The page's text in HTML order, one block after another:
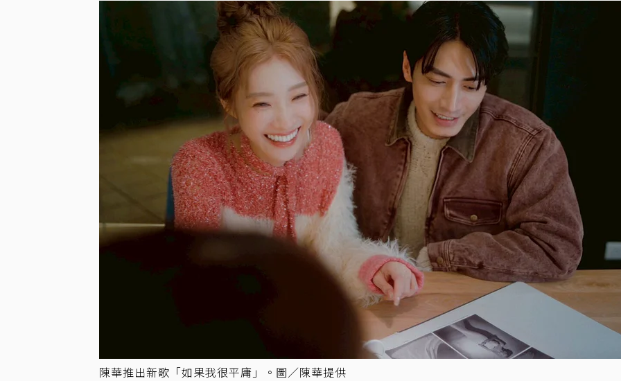
陳華推出新歌「如果我很平庸」。圖／陳華提供